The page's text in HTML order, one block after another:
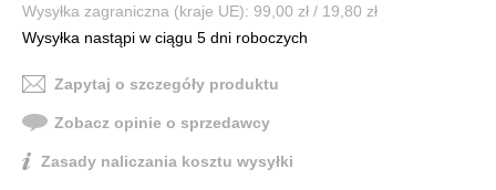
Wysyłka zagraniczna (kraje UE): 99,00 zł / 19,80 zł
Wysyłka nastąpi w ciągu 5 dni roboczych
Zapytaj o szczegóły produktu
Zobacz opinie o sprzedawcy
Zasady naliczania kosztu wysyłki